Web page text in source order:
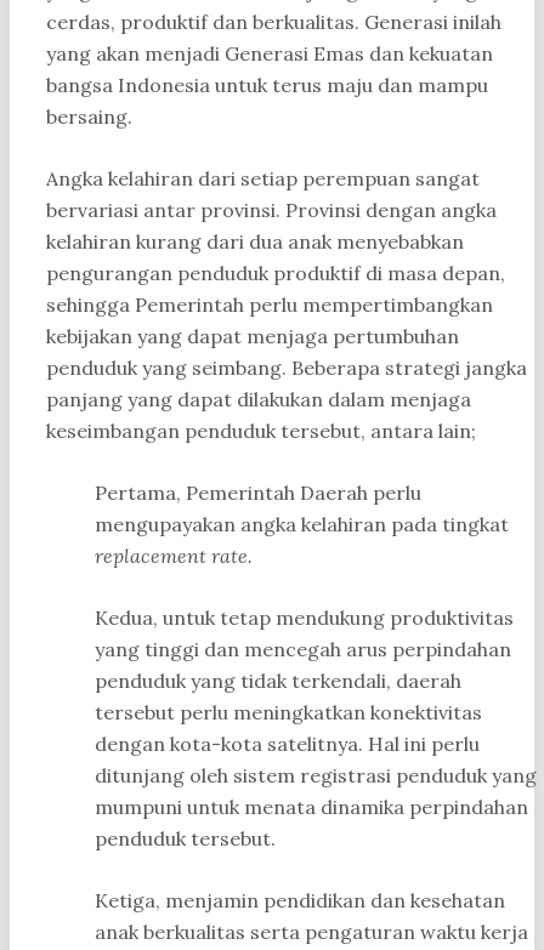
cerdas, produktif dan berkualitas. Generasi inilah
yang akan menjadi Generasi Emas dan kekuatan
bangsa Indonesia untuk terus maju dan mampu
bersaing.
Angka kelahiran dari setiap perempuan sangat
bervariasi antar provinsi. Provinsi dengan angka
kelahiran kurang dari dua anak menyebabkan
pengurangan penduduk produktif di masa depan,
sehingga Pemerintah perlu mempertimbangkan
kebijakan yang dapat menjaga pertumbuhan
penduduk yang seimbang. Beberapa strategi jangka
panjang yang dapat dilakukan dalam menjaga
keseimbangan penduduk tersebut, antara lain;
Pertama, Pemerintah Daerah perlu
mengupayakan angka kelahiran pada tingkat
replacement rate.
Kedua, untuk tetap mendukung produktivitas
yang tinggi dan mencegah arus perpindahan
penduduk yang tidak terkendali, daerah
tersebut perlu meningkatkan konektivitas
dengan kota-kota satelitnya. Hal ini perlu
ditunjang oleh sistem registrasi penduduk yang
mumpuni untuk menata dinamika perpindahan
penduduk tersebut.
Ketiga, menjamin pendidikan dan kesehatan
anak berkualitas serta pengaturan waktu kerja